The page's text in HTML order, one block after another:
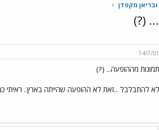
ובריאן מקפדן
(?)
14/7/01
תמונות מההופעה... (?)
לא להתבלבל ...זאת לא ההופעה שהייתה בארץ.. ראיתי